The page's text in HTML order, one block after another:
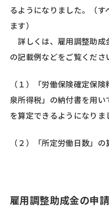
るようになりました。（
ます）
詳しくは、雇用調整助成
の記載例などをご覧くださ
（１）「労働保険確定保
泉所得税」の納付書を用
を算定できるようになりま
（２）「所定労働日数」
雇用調整助成金の申